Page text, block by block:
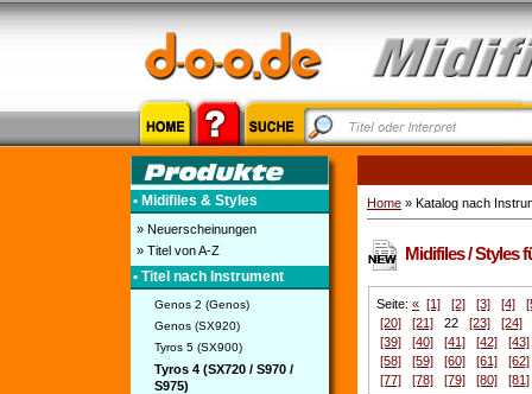
• Midifiles & Styles
» Neuerscheinungen
» Titel von A-Z
• Titel nach Instrument
Genos 2 (Genos)
Genos (SX920)
Tyros 5 (SX900)
Tyros 4 (SX720 / S970 /
S975)
Home » Katalog nach
Midifiles / Styles
Seite: « [1] [2] [3] [4]
[20]
[21] 22 [23]
[24]
[39]
[40] [41] [42]
[43]
[58]
[59] [60] [61]
[62]
[77]
[78] [79] [80] [81]